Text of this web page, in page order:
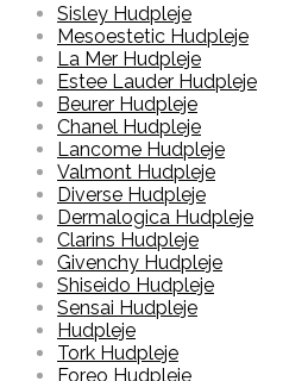
Sisley Hudpleje
Mesoestetic Hudpleje
La Mer Hudpleje
Estee Lauder Hudpleje
Beurer Hudpleje
Chanel Hudpleje
Lancome Hudpleje
Valmont Hudpleje
Diverse Hudpleje
Dermalogica Hudpleje
Clarins Hudpleje
Givenchy Hudpleje
Shiseido Hudpleje
Sensai Hudpleje
Hudpleje
Tork Hudpleje
Foreo Hudpleje